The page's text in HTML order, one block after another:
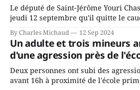
Le député de Saint-Jérôme Youri
jeudi 12 septembre qu'il quitte le
gouvernement de la CAQ, surtout de
juge chronique, à offrir des
By Charles Michaud 12 Sep 2024
Un adulte et trois mineurs
d'une agression près de
Deux personnes ont subi des
avant 16h à proximité de l'école